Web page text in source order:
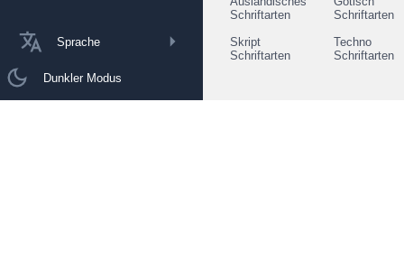
Sprache
Dunkler Modus
Schriftarten
Schriftarten
Skript
Schriftarten
Techno
Schriftarten